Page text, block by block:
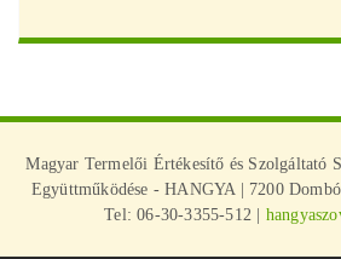
Magyar Termelői Értékesítő és Szolgáltató
Együttműködése - HANGYA | 7200
Tel: 06-30-3355-512 |